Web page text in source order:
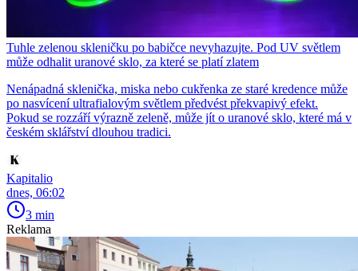
Tuhle zelenou skleničku po babičce nevyhazujte. Pod UV světlem
může odhalit uranové sklo, za které se platí zlatem
Nenápadná sklenička, miska nebo cukřenka ze staré kredence může
po nasvícení ultrafialovým světlem předvést překvapivý efekt.
Pokud se rozzáří výrazně zeleně, může jít o uranové sklo, které má v
českém sklářství dlouhou tradici.
Kapitalio
dnes, 06:02
3 min
Reklama